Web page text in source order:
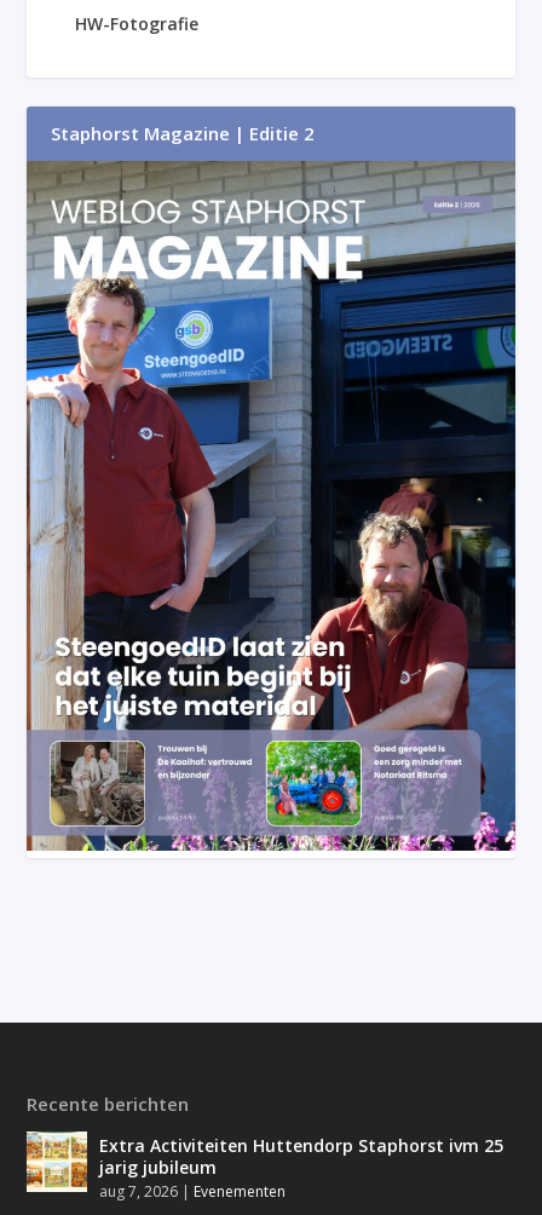
HW-Fotografie
Staphorst Magazine | Editie 2
Recente berichten
Extra Activiteiten Huttendorp Staphorst ivm 25
jarig jubileum
aug 7, 2026 | Evenementen